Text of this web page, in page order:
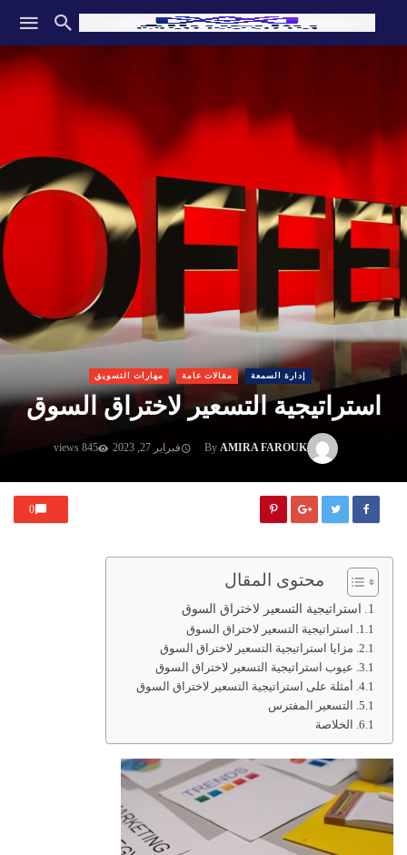
إدارة السمعة مقالات عامة مهارات التسويق
استراتيجية التسعير لاختراق السوق
By AMIRA FAROUK فبراير 27, 2023 845 views
0
محتوى المقال
استراتيجية التسعير لاختراق السوق
استراتيجية التسعير لاختراق السوق
مزايا استراتيجية التسعير لاختراق السوق
عيوب استراتيجية التسعير لاختراق السوق
أمثلة على استراتيجية التسعير لاختراق السوق
التسعير المفترس
الخلاصة